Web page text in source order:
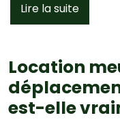
Lire la suite
Location
est-elle